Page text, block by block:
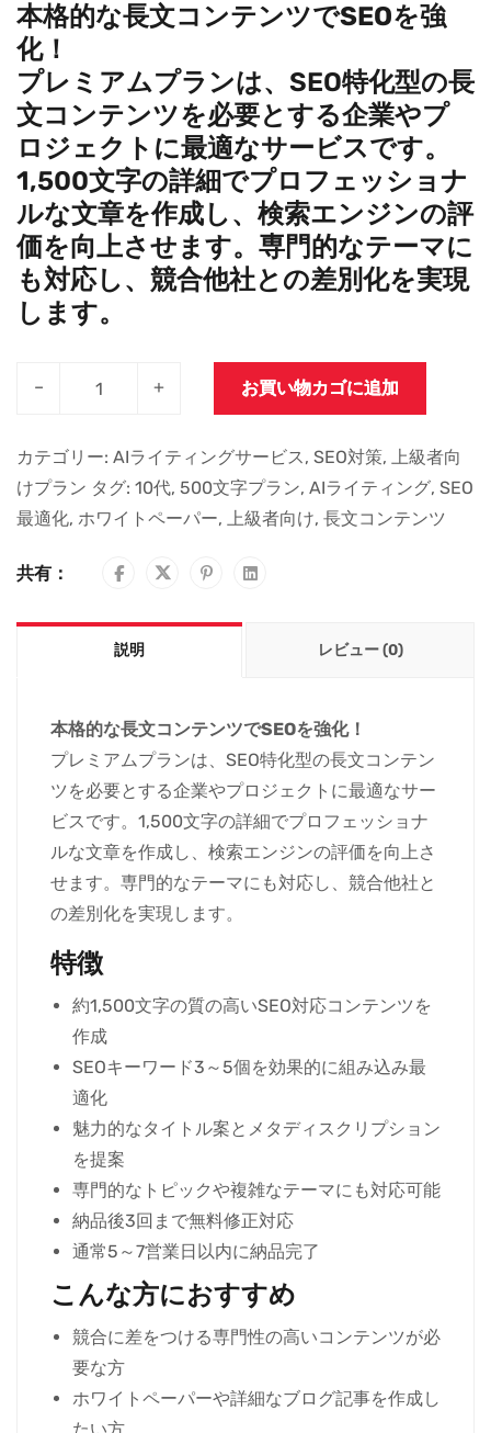
本格的な長文コンテンツでSEOを強
化！
プレミアムプランは、SEO特化型の長
文コンテンツを必要とする企業やプ
ロジェクトに最適なサービスです。
1,500文字の詳細でプロフェッショナ
ルな文章を作成し、検索エンジンの評
価を向上させます。専門的なテーマに
も対応し、競合他社との差別化を実現
します。
– + お買い物カゴに追加
カテゴリー: AIライティングサービス, SEO対策, 上級者向
けプラン タグ: 10代, 500文字プラン, AIライティング, SEO
最適化, ホワイトペーパー, 上級者向け, 長文コンテンツ
共有：
説明 レビュー (0)
本格的な長文コンテンツでSEOを強化！
プレミアムプランは、SEO特化型の長文コンテン
ツを必要とする企業やプロジェクトに最適なサー
ビスです。1,500文字の詳細でプロフェッショナ
ルな文章を作成し、検索エンジンの評価を向上さ
せます。専門的なテーマにも対応し、競合他社と
の差別化を実現します。
特徴
約1,500文字の質の高いSEO対応コンテンツを
作成
SEOキーワード3～5個を効果的に組み込み最
適化
魅力的なタイトル案とメタディスクリプション
を提案
専門的なトピックや複雑なテーマにも対応可能
納品後3回まで無料修正対応
通常5～7営業日以内に納品完了
こんな方におすすめ
競合に差をつける専門性の高いコンテンツが必
要な方
ホワイトペーパーや詳細なブログ記事を作成し